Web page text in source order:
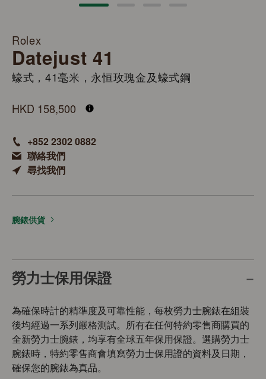
Rolex
Datejust 41
蠔式，41毫米，永恒玫瑰金及蠔式鋼
HKD 158,500
+852 2302 0882
聯絡我們
尋找我們
腕錶供貨
勞力士保用保證
為確保時計的精準度及可靠性能，每枚勞力士腕錶在組裝
後均經過一系列嚴格測試。所有在任何特約零售商購買的
全新勞力士腕錶，均享有全球五年保用保證。選購勞力士
腕錶時，特約零售商會填寫勞力士保用證的資料及日期，
確保您的腕錶為真品。